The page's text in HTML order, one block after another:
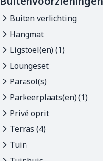
Buiten verlichting
Hangmat
Ligstoel(en) (1)
Loungeset
Parasol(s)
Parkeerplaats(en) (1)
Privé oprit
Terras (4)
Tuin